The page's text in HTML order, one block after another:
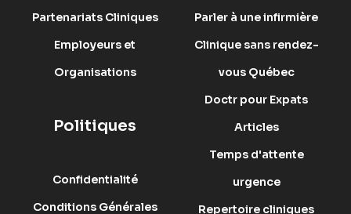
Partenariats Cliniques
Employeurs et
Organisations
Politiques
Confidentialité
Conditions Générales
Parler à une infirmière
Clinique sans rendez-
vous Québec
Doctr pour Expats
Articles
Temps d'attente
urgence
Repertoire cliniques